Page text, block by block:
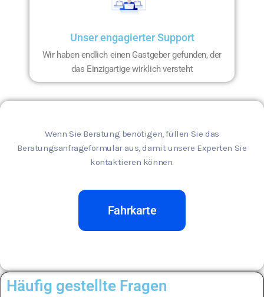
Unser engagierter Support
Wir haben endlich einen Gastgeber gefunden, der
das Einzigartige wirklich versteht
Wenn Sie Beratung benötigen, füllen Sie das
Beratungsanfrageformular aus, damit unsere Experten Sie
kontaktieren können.
Fahrkarte
Häufig gestellte Fragen